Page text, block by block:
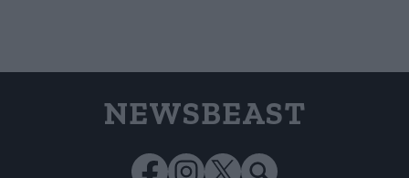
NEWSBEAST